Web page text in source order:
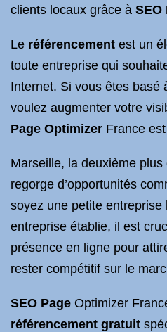
clients locaux grâce à SEO
Le référencement est un
toute entreprise qui
Internet. Si vous êtes basé
voulez augmenter votre
Page Optimizer France
Marseille, la deuxième
regorge d’opportunités
soyez une petite
entreprise établie, il est
présence en ligne pour
rester compétitif sur le
SEO Page Optimizer
référencement gratuit